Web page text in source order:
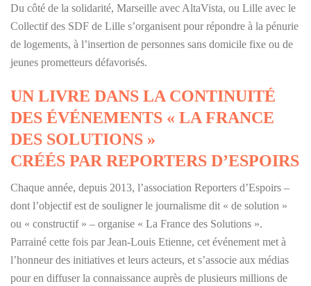
Du côté de la solidarité, Marseille avec AltaVista, ou Lille avec le
Collectif des SDF de Lille s’organisent pour répondre à la pénurie
de logements, à l’insertion de personnes sans domicile fixe ou de
jeunes prometteurs défavorisés.
UN LIVRE DANS LA CONTINUITÉ
DES ÉVÉNEMENTS « LA FRANCE
DES SOLUTIONS »
CRÉÉS PAR REPORTERS D’ESPOIRS
Chaque année, depuis 2013, l’association Reporters d’Espoirs –
dont l’objectif est de souligner le journalisme dit « de solution »
ou « constructif » – organise « La France des Solutions ».
Parrainé cette fois par Jean-Louis Etienne, cet événement met à
l’honneur des initiatives et leurs acteurs, et s’associe aux médias
pour en diffuser la connaissance auprès de plusieurs millions de